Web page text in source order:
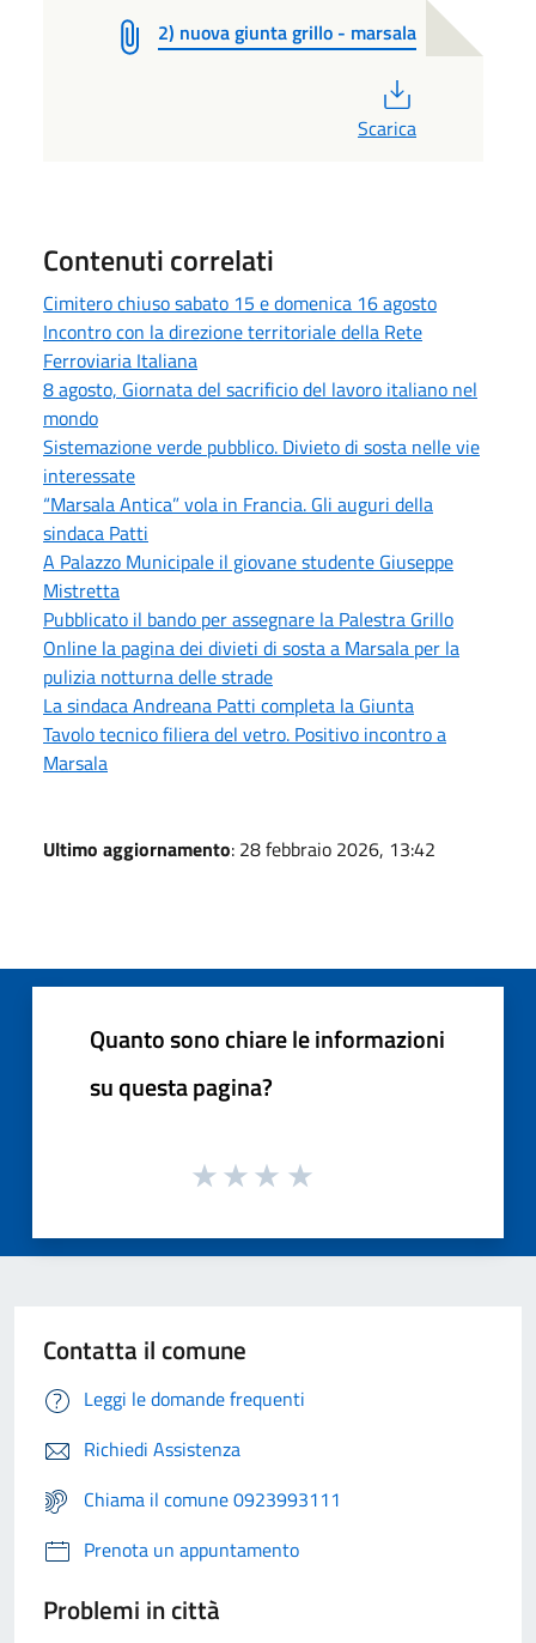
2) nuova giunta grillo - marsala
Scarica
Contenuti correlati
Cimitero chiuso sabato 15 e domenica 16 agosto
Incontro con la direzione territoriale della Rete
Ferroviaria Italiana
8 agosto, Giornata del sacrificio del lavoro italiano nel
mondo
Sistemazione verde pubblico. Divieto di sosta nelle vie
interessate
“Marsala Antica” vola in Francia. Gli auguri della
sindaca Patti
A Palazzo Municipale il giovane studente Giuseppe
Mistretta
Pubblicato il bando per assegnare la Palestra Grillo
Online la pagina dei divieti di sosta a Marsala per la
pulizia notturna delle strade
La sindaca Andreana Patti completa la Giunta
Tavolo tecnico filiera del vetro. Positivo incontro a
Marsala
Ultimo aggiornamento: 28 febbraio 2026, 13:42
Quanto sono chiare le informazioni
su questa pagina?
Contatta il comune
Leggi le domande frequenti
Richiedi Assistenza
Chiama il comune 0923993111
Prenota un appuntamento
Problemi in città